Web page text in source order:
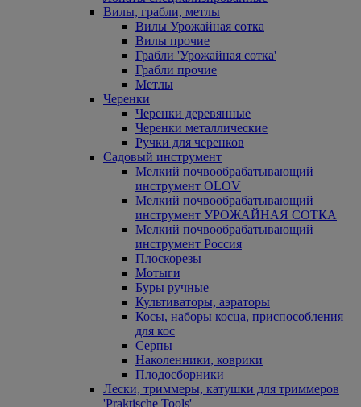
Вилы, грабли, метлы
Вилы Урожайная сотка
Вилы прочие
Грабли 'Урожайная сотка'
Грабли прочие
Метлы
Черенки
Черенки деревянные
Черенки металлические
Ручки для черенков
Садовый инструмент
Мелкий почвообрабатывающий
инструмент OLOV
Мелкий почвообрабатывающий
инструмент УРОЖАЙНАЯ СОТКА
Мелкий почвообрабатывающий
инструмент Россия
Плоскорезы
Мотыги
Буры ручные
Культиваторы, аэраторы
Косы, наборы косца, приспособления
для кос
Серпы
Наколенники, коврики
Плодосборники
Лески, триммеры, катушки для триммеров
'Praktische Tools'